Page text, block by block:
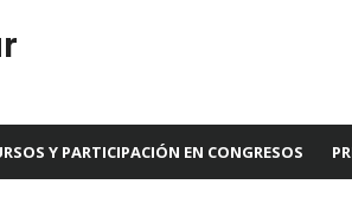
Y PARTICIPACIÓN EN CONGRESOS